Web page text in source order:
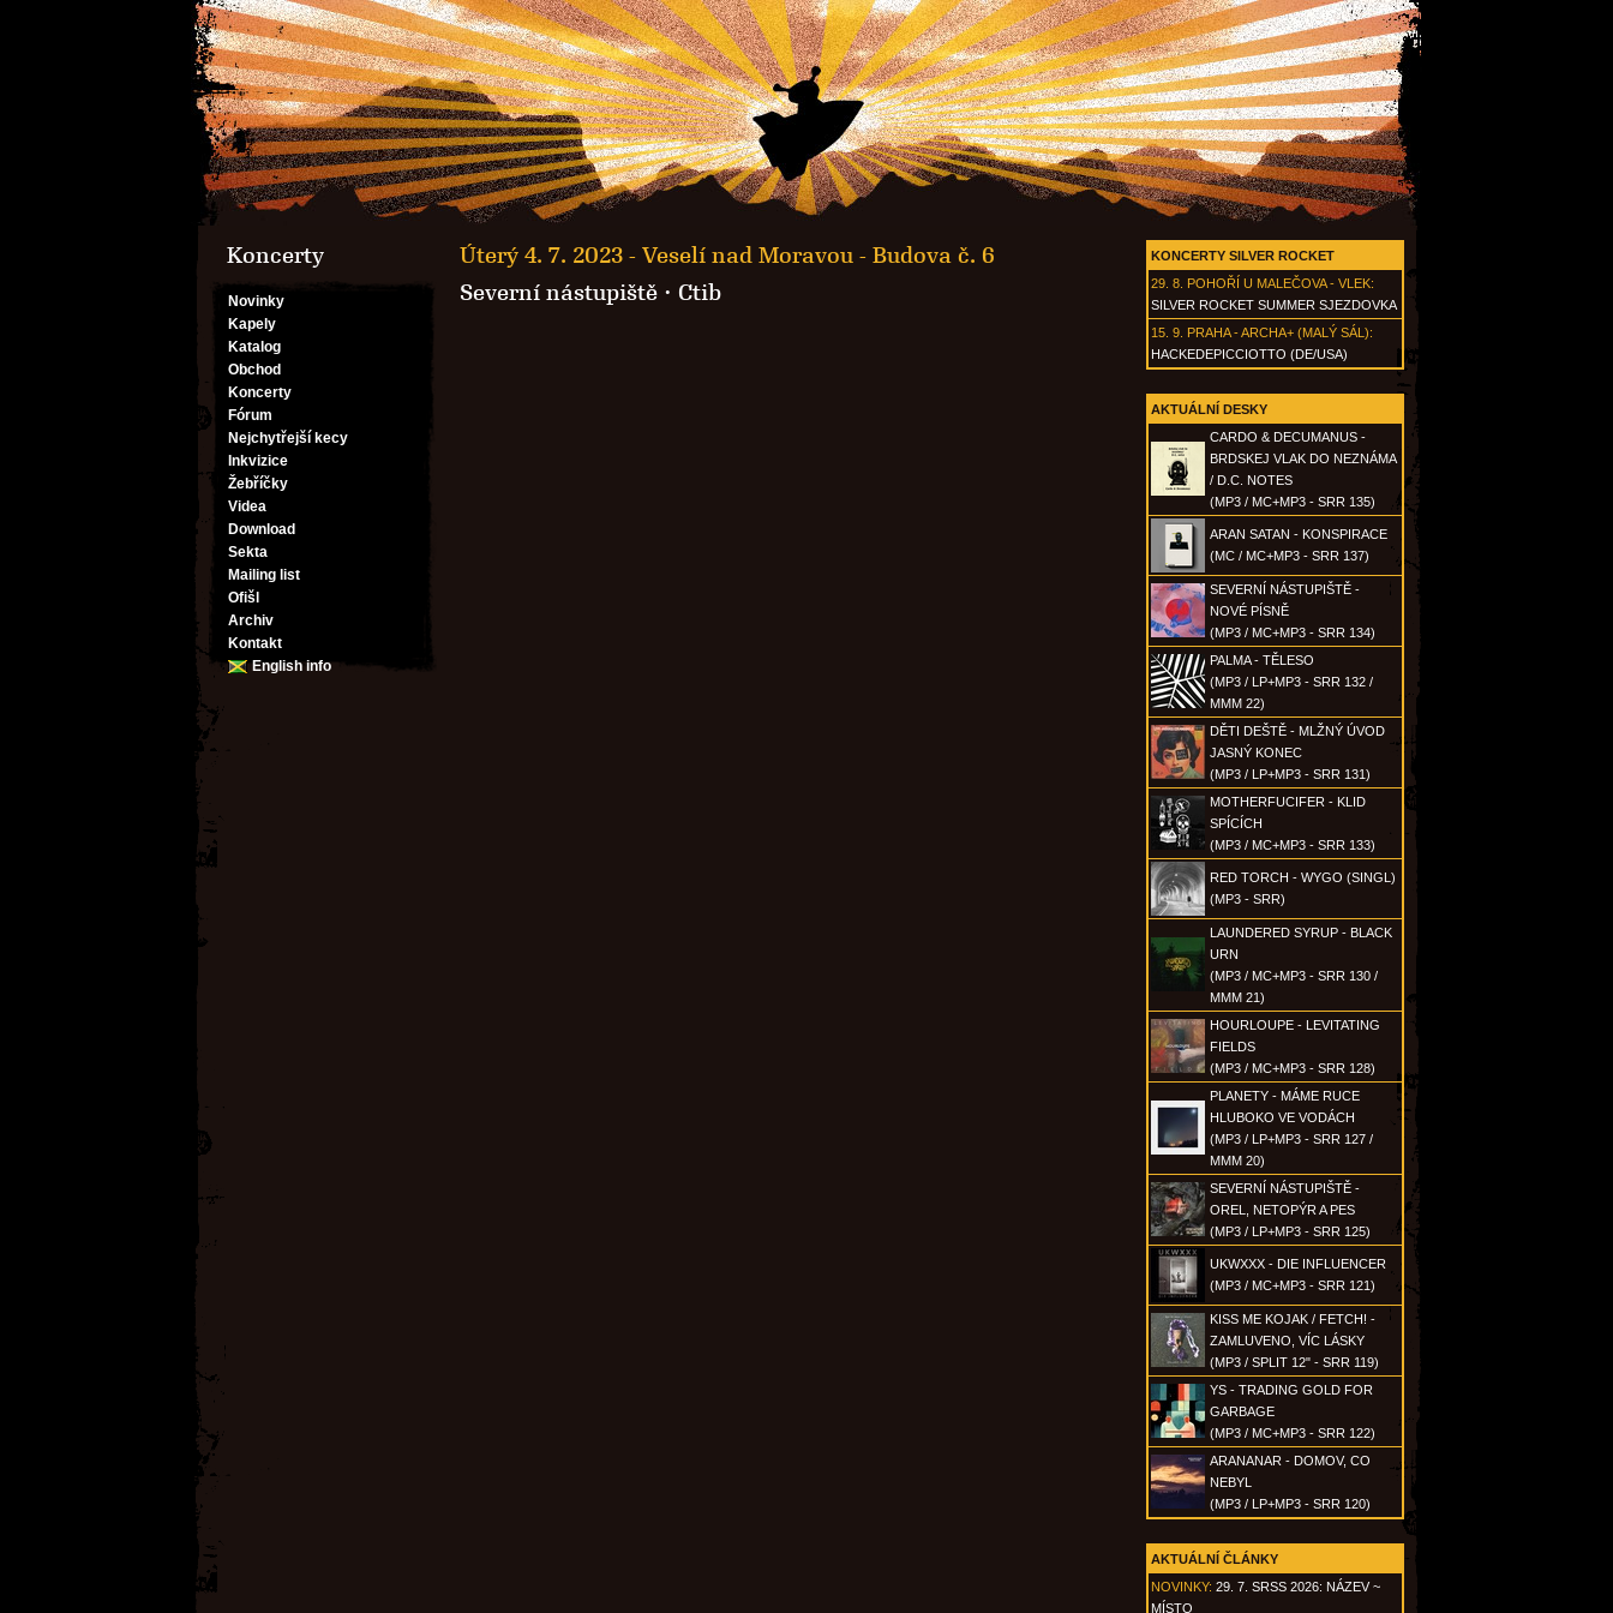
Koncerty
Novinky
Kapely
Katalog
Obchod
Koncerty
Fórum
Nejchytřejší kecy
Inkvizice
Žebříčky
Videa
Download
Sekta
Mailing list
Ofišl
Archiv
Kontakt
English info
KONCERTY SILVER ROCKET
29. 8. POHOŘÍ U MALEČOVA - VLEK:
SILVER ROCKET SUMMER SJEZDOVKA
15. 9. PRAHA - ARCHA+ (MALÝ SÁL):
HACKEDEPICCIOTTO (DE/USA)
AKTUÁLNÍ DESKY
CARDO & DECUMANUS -
BRDSKEJ VLAK DO NEZNÁMA
/ D.C. NOTES
(MP3 / MC+MP3 - SRR 135)
ARAN SATAN - KONSPIRACE
(MC / MC+MP3 - SRR 137)
SEVERNÍ NÁSTUPIŠTĚ -
NOVÉ PÍSNĚ
(MP3 / MC+MP3 - SRR 134)
PALMA - TĚLESO
(MP3 / LP+MP3 - SRR 132 /
MMM 22)
DĚTI DEŠTĚ - MLŽNÝ ÚVOD
JASNÝ KONEC
(MP3 / LP+MP3 - SRR 131)
MOTHERFUCIFER - KLID
SPÍCÍCH
(MP3 / MC+MP3 - SRR 133)
RED TORCH - WYGO (SINGL)
(MP3 - SRR)
LAUNDERED SYRUP - BLACK
URN
(MP3 / MC+MP3 - SRR 130 /
MMM 21)
HOURLOUPE - LEVITATING
FIELDS
(MP3 / MC+MP3 - SRR 128)
PLANETY - MÁME RUCE
HLUBOKO VE VODÁCH
(MP3 / LP+MP3 - SRR 127 /
MMM 20)
SEVERNÍ NÁSTUPIŠTĚ -
OREL, NETOPÝR A PES
(MP3 / LP+MP3 - SRR 125)
UKWXXX - DIE INFLUENCER
(MP3 / MC+MP3 - SRR 121)
KISS ME KOJAK / FETCH! -
ZAMLUVENO, VÍC LÁSKY
(MP3 / SPLIT 12" - SRR 119)
YS - TRADING GOLD FOR
GARBAGE
(MP3 / MC+MP3 - SRR 122)
ARANANAR - DOMOV, CO
NEBYL
(MP3 / LP+MP3 - SRR 120)
AKTUÁLNÍ ČLÁNKY
NOVINKY: 29. 7. SRSS 2026: NÁZEV ~
MÍSTO
Úterý 4. 7. 2023 - Veselí nad Moravou - Budova č. 6
Severní nástupiště · Ctib